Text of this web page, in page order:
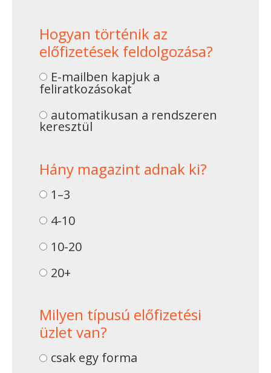
Hogyan történik az
előfizetések feldolgozása?
E-mailben kapjuk a
feliratkozásokat
automatikusan a rendszeren
keresztül
Hány magazint adnak ki?
1–3
4-10
10-20
20+
Milyen típusú előfizetési
üzlet van?
csak egy forma